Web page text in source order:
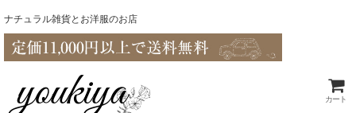
ナチュラル雑貨とお洋服のお店
カート